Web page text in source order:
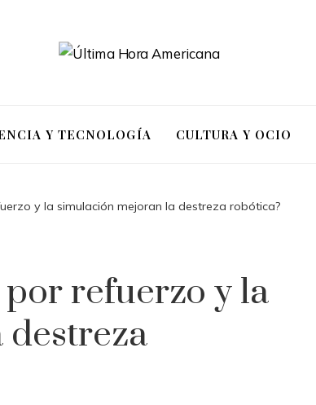
Y TECNOLOGÍA CULTURA Y OCIO
y la simulación mejoran la destreza robótica?
refuerzo y la